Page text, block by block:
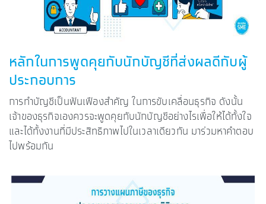
หลักในการพูดคุยกับนักบัญชีที่ส่งผลดีกับผู้
ประกอบการ
การทำบัญชีเป็นฟันเฟืองสำคัญ ในการขับเคลื่อนธุรกิจ ดังนั้น
เจ้าของธุรกิจเองควรจะพูดคุยกับนักบัญชีอย่างไรเพื่อให้ได้ทั้งใจ
และได้ทั้งงานที่มีประสิทธิภาพไปในเวลาเดียวกัน มาร่วมหาคำตอบ
ไปพร้อมกัน